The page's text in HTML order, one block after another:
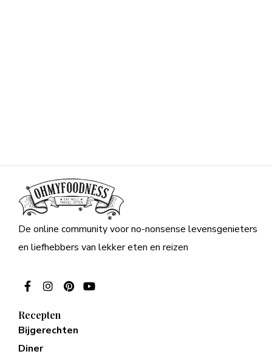
De online community voor no-nonsense levensgenieters
en liefhebbers van lekker eten en reizen
Recepten
Bijgerechten
Diner